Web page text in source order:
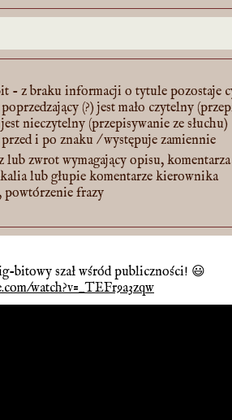
- z braku informacji o tytule pozostaje
(?) jest mało czytelny
nieczytelny (przepisywanie ze słuchu)
i po znaku / występuje zamiennie
lub zwrot wymagający opisu, komentarza
lub głupie komentarze kierownika
powtórzenie frazy
bitowy szał wśród publiczności! 😃
watch?v=_TEFr9a3zqw